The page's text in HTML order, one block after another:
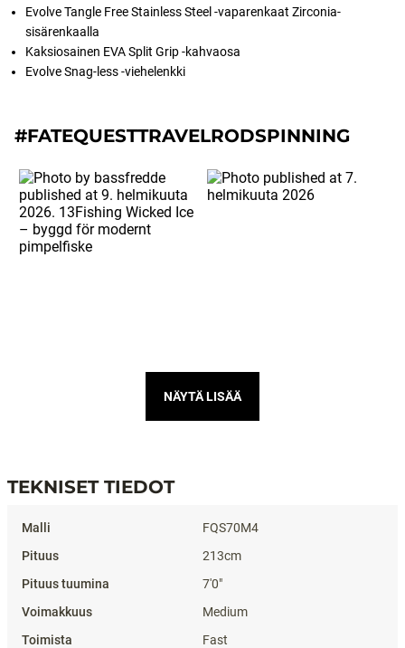
Evolve Tangle Free Stainless Steel -vaparenkaat Zirconia-
sisärenkaalla
Kaksiosainen EVA Split Grip -kahvaosa
Evolve Snag-less -viehelenkki
#FATEQUESTTRAVELRODSPINNING
NÄYTÄ LISÄÄ
TEKNISET TIEDOT
FQS70M4
213cm
7'0"
Medium
Fast